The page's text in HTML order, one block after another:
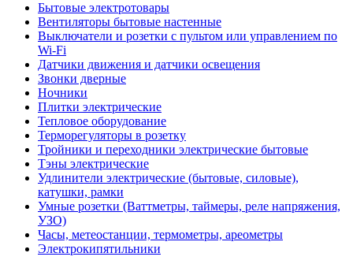
Бытовые электротовары
Вентиляторы бытовые настенные
Выключатели и розетки с пультом или управлением по
Wi-Fi
Датчики движения и датчики освещения
Звонки дверные
Ночники
Плитки электрические
Тепловое оборудование
Терморегуляторы в розетку
Тройники и переходники электрические бытовые
Тэны электрические
Удлинители электрические (бытовые, силовые),
катушки, рамки
Умные розетки (Ваттметры, таймеры, реле напряжения,
УЗО)
Часы, метеостанции, термометры, ареометры
Электрокипятильники